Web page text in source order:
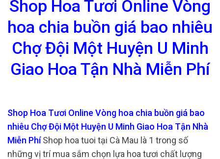
Shop Hoa Tươi Online Vòng
hoa chia buồn giá bao nhiêu
Chợ Đội Một Huyện U Minh
Giao Hoa Tận Nhà Miễn Phí
Shop Hoa Tươi Online Vòng hoa chia buồn giá bao
nhiêu Chợ Đội Một Huyện U Minh Giao Hoa Tận Nhà
Miễn PhíShop hoa tuoi tại Cà Mau là 1 trong số
những vị trí mua sắm chọn lựa hoa tươi chất lượng